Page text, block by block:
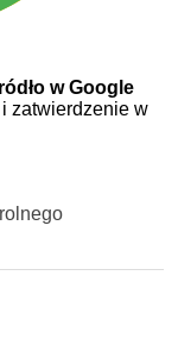
w Google
zatwierdzenie w